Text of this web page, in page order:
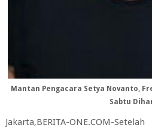
Mantan Pengacara Setya Novanto,
Sabtu
Jakarta,BERITA-ONE.COM-